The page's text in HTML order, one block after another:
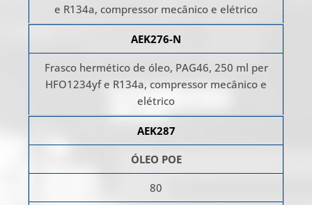
e R134a, compressor mecânico e elétrico
AEK276-N
Frasco hermético de óleo, PAG46, 250 ml per
HFO1234yf e R134a, compressor mecânico e
elétrico
AEK287
ÓLEO POE
80